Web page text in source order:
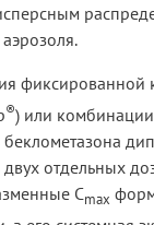
фиксированной
®) или комбинации
отдельных
Cmax